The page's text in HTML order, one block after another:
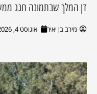
דן המלך שבתמונה חגג
מירב בן יאיר אוגוסט 4, 2026